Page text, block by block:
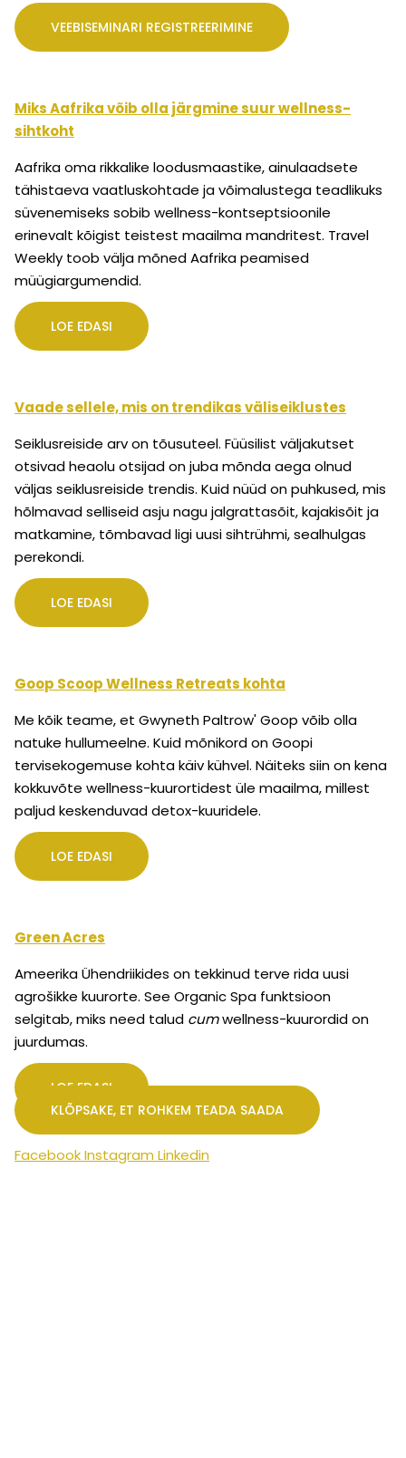
VEEBISEMINARI REGISTREERIMINE
Miks Aafrika võib olla järgmine suur wellness-
sihtkoht
Aafrika oma rikkalike loodusmaastike, ainulaadsete
tähistaeva vaatluskohtade ja võimalustega teadlikuks
süvenemiseks sobib wellness-kontseptsioonile
erinevalt kõigist teistest maailma mandritest. Travel
Weekly toob välja mõned Aafrika peamised
müügiargumendid.
LOE EDASI
Vaade sellele, mis on trendikas väliseiklustes
Seiklusreiside arv on tõusuteel. Füüsilist väljakutset
otsivad heaolu otsijad on juba mõnda aega olnud
väljas seiklusreiside trendis. Kuid nüüd on puhkused, mis
hõlmavad selliseid asju nagu jalgrattasõit, kajakisõit ja
matkamine, tõmbavad ligi uusi sihtrühmi, sealhulgas
perekondi.
LOE EDASI
Goop Scoop Wellness Retreats kohta
Me kõik teame, et Gwyneth Paltrow' Goop võib olla
natuke hullumeelne. Kuid mõnikord on Goopi
tervisekogemuse kohta käiv kühvel. Näiteks siin on kena
kokkuvõte wellness-kuurortidest üle maailma, millest
paljud keskenduvad detox-kuuridele.
LOE EDASI
Green Acres
Ameerika Ühendriikides on tekkinud terve rida uusi
agrošikke kuurorte. See Organic Spa funktsioon
selgitab, miks need talud cumwellness-kuurordid on
juurdumas.
LOE EDASI
KLÕPSAKE, ET ROHKEM TEADA SAADA
FacebookInstagram Linkedin